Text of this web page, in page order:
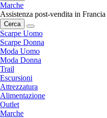
Marche
Assistenza post-vendita in Francia
Cerca
Scarpe Uomo
Scarpe Donna
Moda Uomo
Moda Donna
Trail
Escursioni
Attrezzatura
Alimentazione
Outlet
Marche